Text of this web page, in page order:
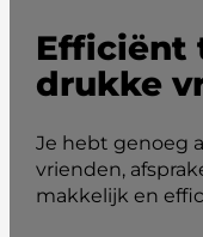
Efficiënt
drukke
Je hebt genoeg
vrienden,
makkelijk en